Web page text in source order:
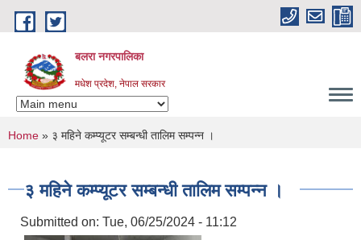
Skip to main content
बलरा नगरपालिका
मधेश प्रदेश, नेपाल सरकार
You are here
Home » ३ महिने कम्प्यूटर सम्बन्धी तालिम सम्पन्न ।
३ महिने कम्प्यूटर सम्बन्धी तालिम सम्पन्न ।
Submitted on: Tue, 06/25/2024 - 11:12